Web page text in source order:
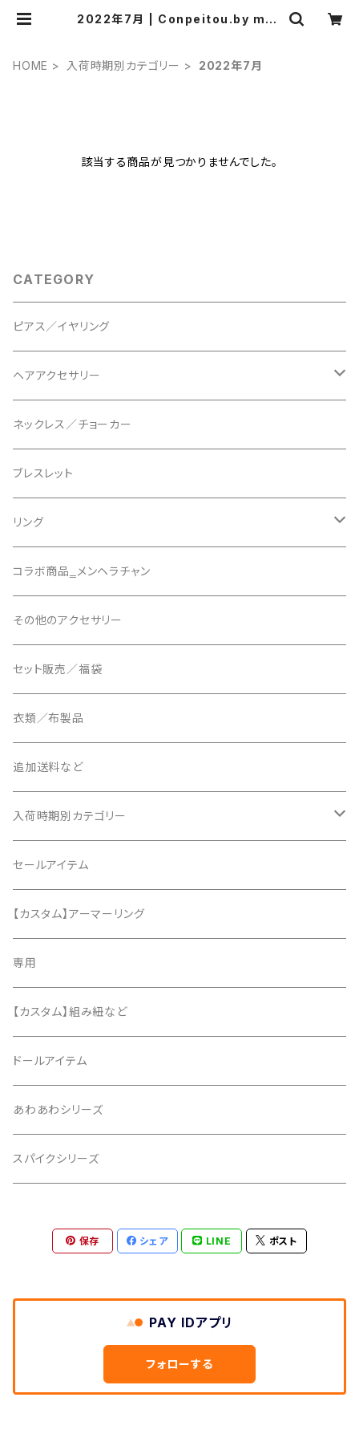
2022年7月 | Conpeitou.by m.k.
HOME 入荷時期別カテゴリー 2022年7月
該当する商品が見つかりませんでした。
CATEGORY
ピアス／イヤリング
ヘアアクセサリー
天使の羽クリップ
悪魔の羽クリップ
組紐シリーズ
リボンバレッタシリーズ
その他のヘアアクセサリー
10cmクリップ
ネックレス／チョーカー
ブレスレット
リング
アーマーリング【AMRG】
コラボ商品‗メンヘラチャン
その他のアクセサリー
セット販売／福袋
衣類／布製品
追加送料など
入荷時期別カテゴリー
2020年6月
2020年7月
2020年8月
2020年9月
2020年10月
2020年11月
2021年1月
2021年3月
2021年5月
セールアイテム
【カスタム】アーマーリング
専用
【カスタム】組み紐など
ドールアイテム
あわあわシリーズ
スパイクシリーズ
保存 シェア LINE ポスト
PAY IDアプリ
フォローする